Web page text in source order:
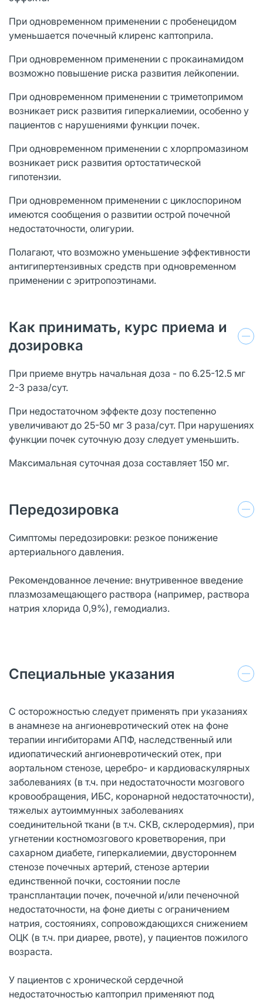
При одновременном применении с пробенецидом
уменьшается почечный клиренс каптоприла.
При одновременном применении с прокаинамидом
возможно повышение риска развития лейкопении.
При одновременном применении с триметопримом
возникает риск развития гиперкалиемии, особенно у
пациентов с нарушениями функции почек.
При одновременном применении с хлорпромазином
возникает риск развития ортостатической
гипотензии.
При одновременном применении с циклоспорином
имеются сообщения о развитии острой почечной
недостаточности, олигурии.
Полагают, что возможно уменьшение эффективности
антигипертензивных средств при одновременном
применении с эритропоэтинами.
Как принимать, курс приема и
дозировка
При приеме внутрь начальная доза - по 6.25-12.5 мг
2-3 раза/сут.
При недостаточном эффекте дозу постепенно
увеличивают до 25-50 мг 3 раза/сут. При нарушениях
функции почек суточную дозу следует уменьшить.
Максимальная суточная доза составляет 150 мг.
Передозировка
Симптомы передозировки: резкое понижение
артериального давления.
Рекомендованное лечение: внутривенное введение
плазмозамещающего раствора (например, раствора
натрия хлорида 0,9%), гемодиализ.
Специальные указания
C осторожностью следует применять при указаниях
в анамнезе на ангионевротический отек на фоне
терапии ингибиторами АПФ, наследственный или
идиопатический ангионевротический отек, при
аортальном стенозе, церебро- и кардиоваскулярных
заболеваниях (в т.ч. при недостаточности мозгового
кровообращения, ИБС, коронарной недостаточности),
тяжелых аутоиммунных заболеваниях
соединительной ткани (в т.ч. СКВ, склеродермия), при
угнетении костномозгового кроветворения, при
сахарном диабете, гиперкалиемии, двустороннем
стенозе почечных артерий, стенозе артерии
единственной почки, состоянии после
трансплантации почек, почечной и/или печеночной
недостаточности, на фоне диеты с ограничением
натрия, состояниях, сопровождающихся снижением
ОЦК (в т.ч. при диарее, рвоте), у пациентов пожилого
возраста.
У пациентов с хронической сердечной
недостаточностью каптоприл применяют под